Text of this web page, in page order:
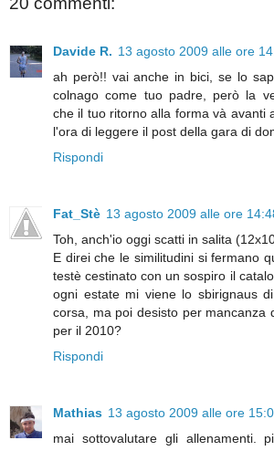
Davide R. 13 agosto 2009 alle ore
ah però!! vai anche in bici, se lo
colnago come tuo padre, però la
che il tuo ritorno alla forma và avanti
l'ora di leggere il post della gara di
Rispondi
Fat_Stè 13 agosto 2009 alle ore
Toh, anch'io oggi scatti in salita
E direi che le similitudini si fermano
testè cestinato con un sospiro il
ogni estate mi viene lo sbirignaus
corsa, ma poi desisto per mancanza
per il 2010?
Rispondi
Mathias 13 agosto 2009 alle ore
mai sottovalutare gli allenamenti.